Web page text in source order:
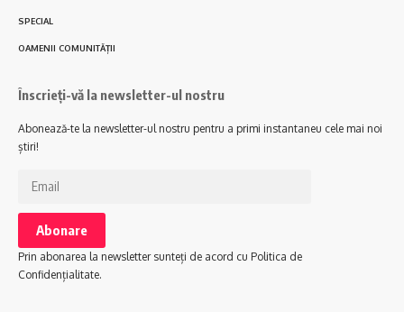
SPECIAL
OAMENII COMUNITĂȚII
Înscrieți-vă la newsletter-ul nostru
Abonează-te la newsletter-ul nostru pentru a primi instantaneu cele mai noi
știri!
Prin abonarea la newsletter sunteți de acord cu Politica de
Confidențialitate.